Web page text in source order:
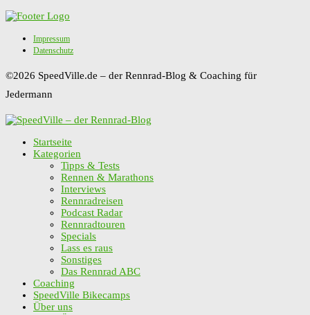
Impressum
Datenschutz
©2026 SpeedVille.de – der Rennrad-Blog & Coaching für
Jedermann
Startseite
Kategorien
Tipps & Tests
Rennen & Marathons
Interviews
Rennradreisen
Podcast Radar
Rennradtouren
Specials
Lass es raus
Sonstiges
Das Rennrad ABC
Coaching
SpeedVille Bikecamps
Über uns